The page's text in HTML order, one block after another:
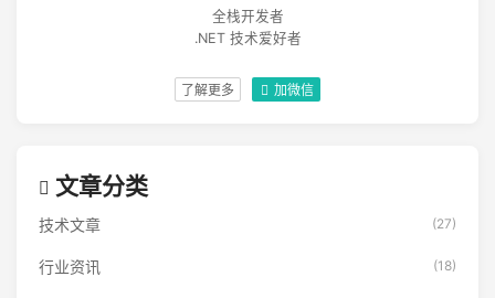
全栈开发者
.NET 技术爱好者
了解更多 加微信
文章分类
技术文章 (27)
行业资讯 (18)